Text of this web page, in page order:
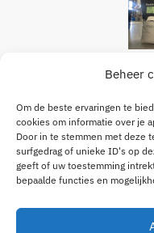
Beheer
Om de beste ervaringen te
cookies om informatie over je
Door in te stemmen met deze
surfgedrag of unieke ID's op
geeft of uw toestemming
bepaalde functies en
STAR-GRAS
€8,00
15kg = 120€
Beschikbaar via
STAR-